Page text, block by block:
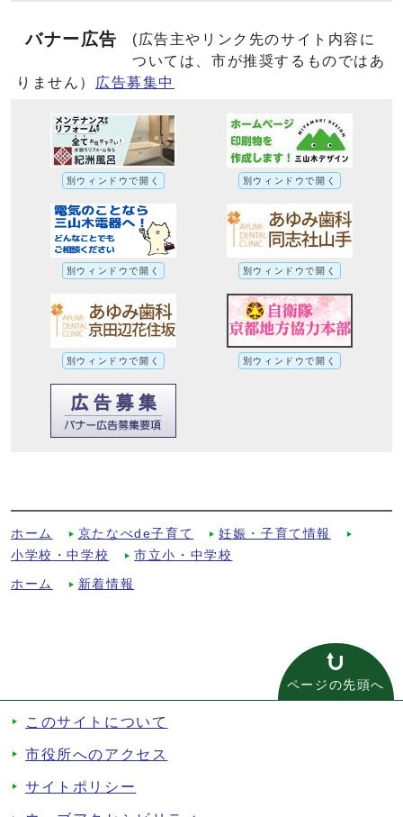
バナー広告
(広告主やリンク先のサイト内容に
ついては、市が推奨するものではあ
りません）
広告募集中
別ウィンドウで開く 別ウィンドウで開く
別ウィンドウで開く 別ウィンドウで開く
別ウィンドウで開く 別ウィンドウで開く
ホーム 京たなべde子育て
妊娠・子育て情報
小学校・中学校
市立小・中学校
ホーム 新着情報
ページの先頭へ
このサイトについて
市役所へのアクセス
サイトポリシー